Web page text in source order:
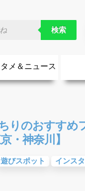
検索
洋楽
曲
い歌・勇気が出る歌
)
メ＆ニュース
ニュース
タメニュース
りのおすすめ
・神奈川】
遊びスポット
インス